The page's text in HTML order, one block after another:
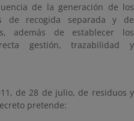
de la generación de los
de recogida separada y de
además de establecer los
gestión, trazabilidad y
de 28 de julio, de residuos y
pretende: